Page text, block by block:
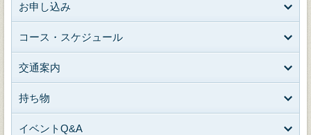
お申し込み
コース・スケジュール
交通案内
持ち物
イベントQ&A